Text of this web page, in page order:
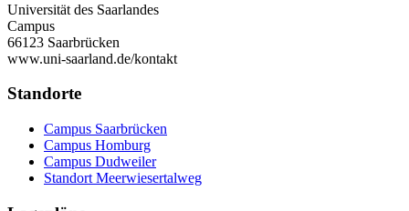
Universität des Saarlandes
Campus
66123 Saarbrücken
www.uni-saarland.de/kontakt
Standorte
Campus Saarbrücken
Campus Homburg
Campus Dudweiler
Standort Meerwiesertalweg